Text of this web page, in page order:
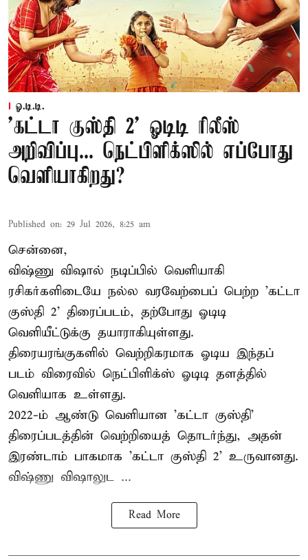
ஓ.டி.டி.
'கட்டா குஸ்தி 2' ஓடிடி ரிலீஸ்
அறிவிப்பு... நெட்பிளிக்ஸில் எப்போது
வெளியாகிறது?
Published on: 29 Jul 2026, 8:25 am
சென்னை,
விஷ்ணு விஷால் நடிப்பில் வெளியாகி
ரசிகர்களிடையே நல்ல வரவேற்பைப் பெற்ற 'கட்டா
குஸ்தி 2' திரைப்படம், தற்போது ஓடிடி
வெளியீட்டுக்கு தயாராகியுள்ளது.
திரையரங்குகளில் வெற்றிகரமாக ஓடிய இந்தப்
படம் விரைவில் நெட்பிளிக்ஸ் ஓடிடி தளத்தில்
வெளியாக உள்ளது.
2022-ம் ஆண்டு வெளியான 'கட்டா குஸ்தி'
திரைப்படத்தின் வெற்றியைத் தொடர்ந்து, அதன்
இரண்டாம் பாகமாக 'கட்டா குஸ்தி 2' உருவானது.
விஷ்ணு விஷாலுட ...
Read More